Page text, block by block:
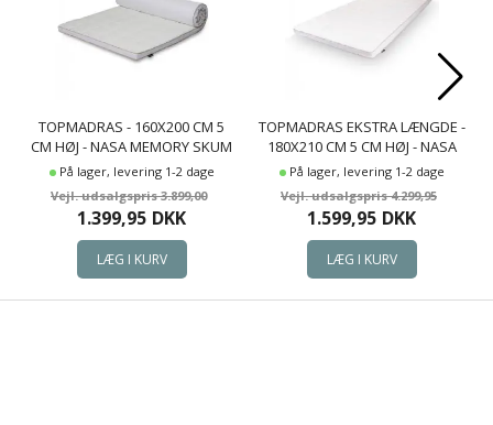
TOPMADRAS - 160X200 CM 5
CM HØJ - NASA MEMORY SKUM
- BORG LIVING - ERGONOMISK
TOPMADRAS
På lager, levering 1-2 dage
3.899,00
1.399,95 DKK
TOPMADRAS EKSTRA LÆNGDE -
180X210 CM 5 CM HØJ - NASA
MEMORYSKUM - ERGONOMISK
TOPMADRAS - BORG LIVING
På lager, levering 1-2 dage
4.299,95
1.599,95 DKK